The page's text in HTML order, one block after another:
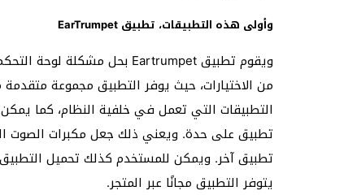
وأولى هذه التطبيقات، تطبيق EarTrumpet
من الاختيارات، حيث يوفر التطبيق مجموعة
التطبيقات التي تعمل في خلفية النظام، كما
تطبيق على حدة. ويعني ذلك جعل مكبرات الصوت
تطبيق آخر. ويمكن للمستخدم كذلك تحميل
يتوفر التطبيق مجانًا عبر المتجر.